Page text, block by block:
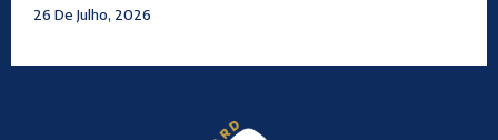
26 De Julho, 2026